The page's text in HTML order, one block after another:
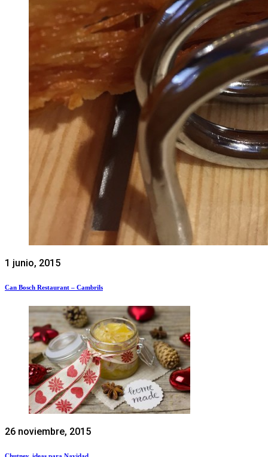
1 junio, 2015
Can Bosch Restaurant – Cambrils
26 noviembre, 2015